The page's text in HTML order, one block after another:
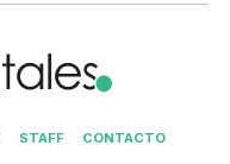
STAFF CONTACTO